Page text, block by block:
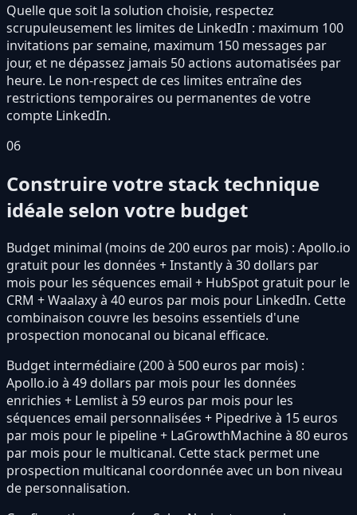
Quelle que soit la solution choisie, respectez
scrupuleusement les limites de LinkedIn : maximum 100
invitations par semaine, maximum 150 messages par
jour, et ne dépassez jamais 50 actions automatisées par
heure. Le non-respect de ces limites entraîne des
restrictions temporaires ou permanentes de votre
compte LinkedIn.
06
Construire votre stack technique
idéale selon votre budget
Budget minimal (moins de 200 euros par mois) : Apollo.io
gratuit pour les données + Instantly à 30 dollars par
mois pour les séquences email + HubSpot gratuit pour le
CRM + Waalaxy à 40 euros par mois pour LinkedIn. Cette
combinaison couvre les besoins essentiels d'une
prospection monocanal ou bicanal efficace.
Budget intermédiaire (200 à 500 euros par mois) :
Apollo.io à 49 dollars par mois pour les données
enrichies + Lemlist à 59 euros par mois pour les
séquences email personnalisées + Pipedrive à 15 euros
par mois pour le pipeline + LaGrowthMachine à 80 euros
par mois pour le multicanal. Cette stack permet une
prospection multicanal coordonnée avec un bon niveau
de personnalisation.